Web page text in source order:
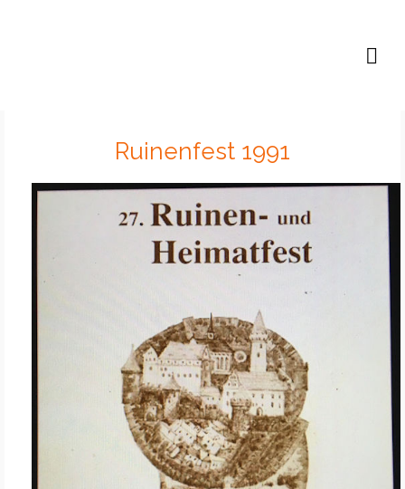
Ruinenfest 1991